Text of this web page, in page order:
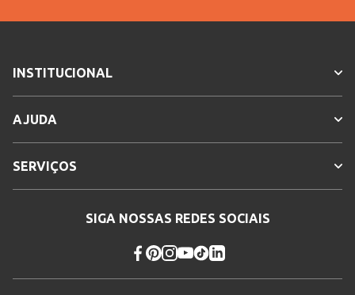
INSTITUCIONAL
AJUDA
SERVIÇOS
SIGA NOSSAS REDES SOCIAIS